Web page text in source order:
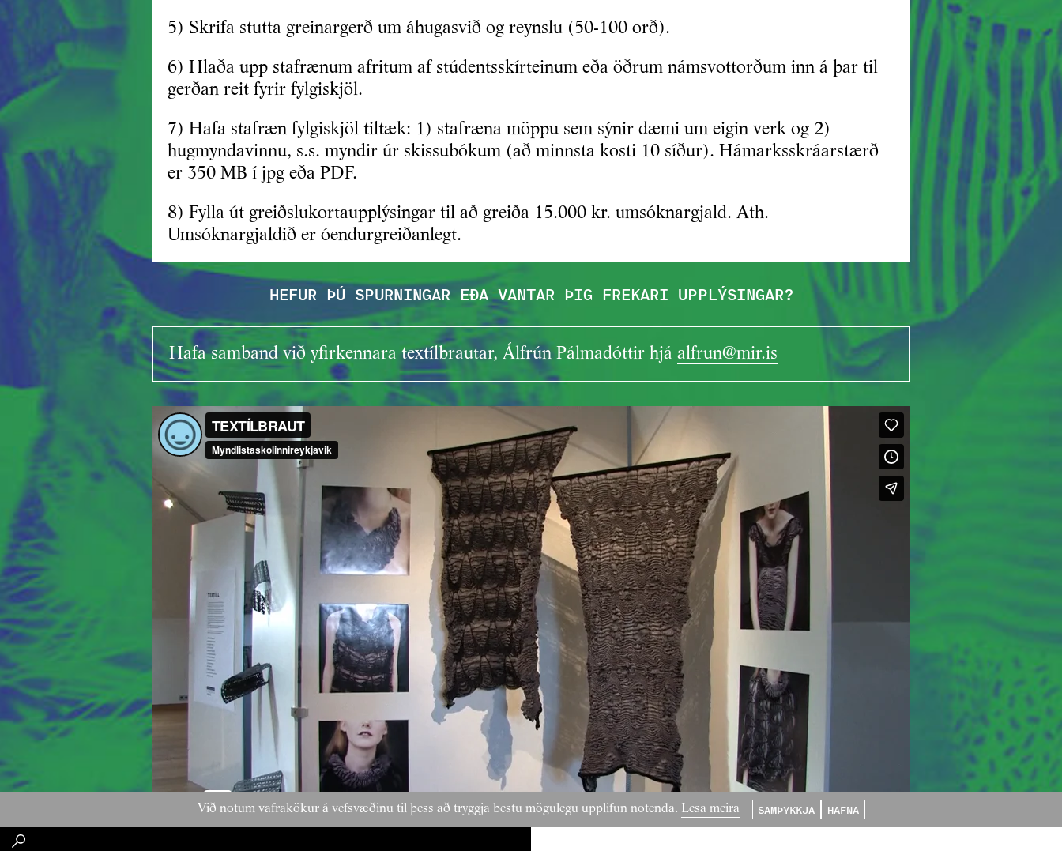
5) Skrifa stutta greinargerð um áhugasvið og reynslu (50-100 orð).
6) Hlaða upp stafrænum afritum af stúdentsskírteinum eða öðrum námsvottorðum inn á þar til
gerðan reit fyrir fylgiskjöl.
7) Hafa stafræn fylgiskjöl tiltæk: 1) stafræna möppu sem sýnir dæmi um eigin verk og 2)
hugmyndavinnu, s.s. myndir úr skissubókum (að minnsta kosti 10 síður). Hámarksskráarstærð
er 350 MB í jpg eða PDF.
8) Fylla út greiðslukortaupplýsingar til að greiða 15.000 kr. umsóknargjald. Ath.
Umsóknargjaldið er óendurgreiðanlegt.
HEFUR ÞÚ SPURNINGAR EÐA VANTAR ÞIG FREKARI UPPLÝSINGAR?
Hafa samband við yfirkennara textílbrautar, Álfrún Pálmadóttir hjá alfrun@mir.is
Við notum vafrakökur á vefsvæðinu til þess að tryggja bestu mögulegu upplifun notenda. Lesa meira SAMÞYKKJA HAFNA